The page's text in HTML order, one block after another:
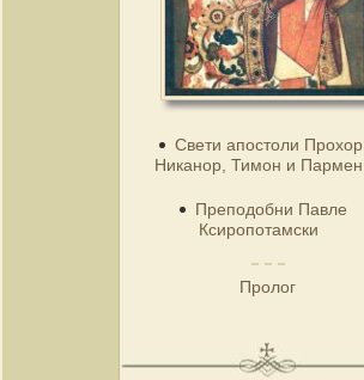
Свети апостоли Прохор,
Никанор, Тимон и Пармен
Преподобни Павле
Ксиропотамски
Пролог